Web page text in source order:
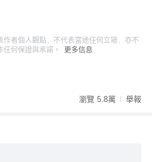
者個人觀點，不代表富途任何立場，亦不
何保證與承諾。
更多信息
瀏覽 5.8萬 舉報